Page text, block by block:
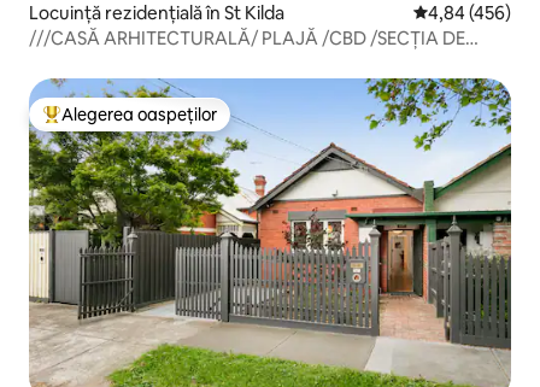
Locuință rezidențială în St Kilda Scor mediu de
4,84 (456)
///CASĂ ARHITECTURALĂ/ PLAJĂ /CBD /SECȚIA DE
Locuință din topul categoriei Alegerea oaspeților
Alegerea oaspeților